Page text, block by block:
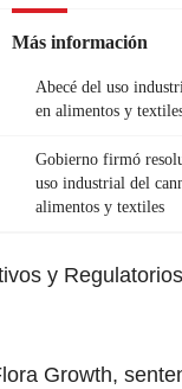
Más información
Abecé del uso
en alimentos y
Gobierno firmó
uso industrial del
alimentos y textiles
y
Growth,